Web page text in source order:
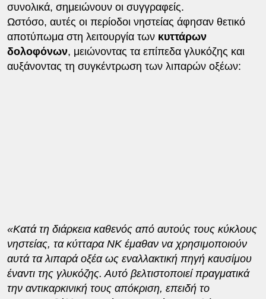
συνολικά, σημειώνουν οι συγγραφείς.
Ωστόσο, αυτές οι περίοδοι νηστείας άφησαν θετικό
αποτύπωμα στη λειτουργία των κυττάρων
δολοφόνων, μειώνοντας τα επίπεδα γλυκόζης και
αυξάνοντας τη συγκέντρωση των λιπαρών οξέων:
«Κατά τη διάρκεια καθενός από αυτούς τους κύκλους
νηστείας, τα κύτταρα ΝΚ έμαθαν να χρησιμοποιούν
αυτά τα λιπαρά οξέα ως εναλλακτική πηγή καυσίμου
έναντι της γλυκόζης. Αυτό βελτιστοποιεί πραγματικά
την αντικαρκινική τους απόκριση, επειδή το